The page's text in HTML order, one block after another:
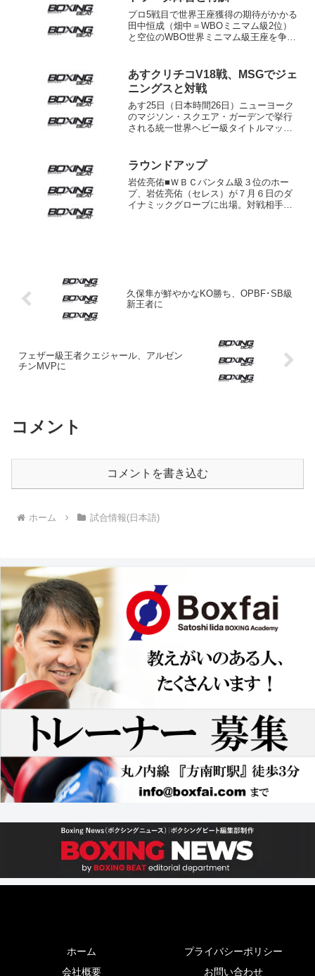
プロ5戦目で世界王座獲得の期待がかかる
田中恒成（畑中＝WBOミニマム級2位）
と空位のWBO世界ミニマム級王座を争う
を離れ、北部ソノラ州エルモシーヨでト
レーニングを行っ...
あすクリチコV18戦、MSGでジェ
ニングスと対戦
あす25日（日本時間26日）ニューヨーク
のマジソン・スクエア・ガーデンで挙行
される統一世界ヘビー級タイトルマッチ
ル・クリチコ（ウクライナ）が241.6ポン
ド（109....
ラウンドアップ
岩佐亮佑■ＷＢＣバンタム級３位のホー
プ、岩佐亮佑（セレス）が７月６日のダ
イナミックグローブに出場。対戦相手は
久保隼が鮮やかなKO勝ち、OPBF･SB級
新王者に
フェザー級王者クエジャール、アルゼン
チンMVPに
コメント
コメントを書き込む
ホーム 試合情報(日本語)
ホーム
プライバシーポリシー
会社概要
お問い合わせ